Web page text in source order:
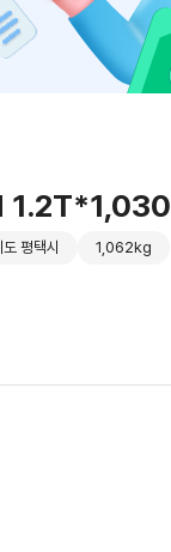
평택시 1,062kg